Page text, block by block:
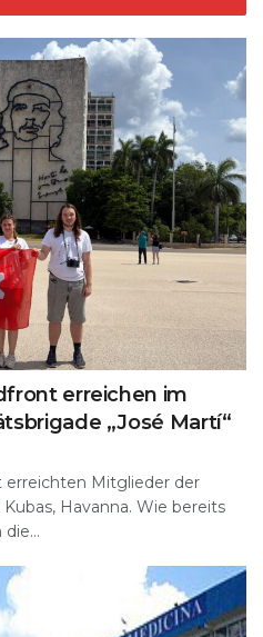
erreichen im
„José Martí“
erreichten Mitglieder der
Havanna. Wie bereits